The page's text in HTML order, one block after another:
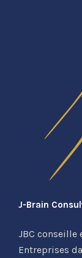
J-Brain
JBC conseille
Entreprises